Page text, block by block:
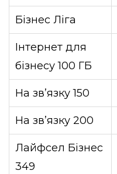
Бізнес Ліга
Інтернет для
бізнесу 100 ГБ
На зв’язку 150
На зв’язку 200
Лайфсел Бізнес
349